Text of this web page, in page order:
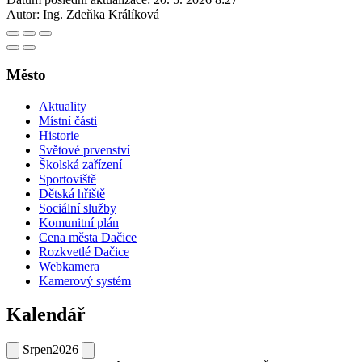
Autor: Ing. Zdeňka Králíková
Město
Aktuality
Místní části
Historie
Světové prvenství
Školská zařízení
Sportoviště
Dětská hřiště
Sociální služby
Komunitní plán
Cena města Dačice
Rozkvetlé Dačice
Webkamera
Kamerový systém
Kalendář
Srpen2026